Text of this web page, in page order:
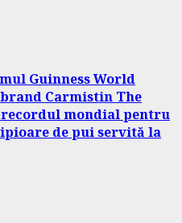
Guinness World
Carmistin The
recordul mondial pentru
de pui servită la